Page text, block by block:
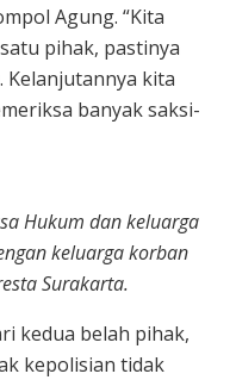
Agung. “Kita
pihak, pastinya
Kelanjutannya kita
banyak saksi-
Hukum dan keluarga
keluarga korban
Surakarta.
kedua belah pihak,
kepolisian tidak